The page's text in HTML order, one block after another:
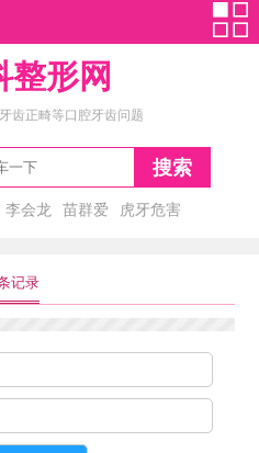
整形网
齿正畸等口腔牙齿问题
搜索
李会龙 苗群爱
虎牙危害
记录